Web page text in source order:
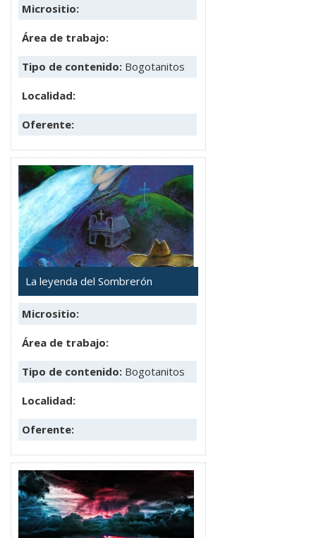
Micrositio:
Área de trabajo:
Tipo de contenido: Bogotanitos
Localidad:
Oferente:
La leyenda del Sombrerón
Micrositio:
Área de trabajo:
Tipo de contenido: Bogotanitos
Localidad:
Oferente: